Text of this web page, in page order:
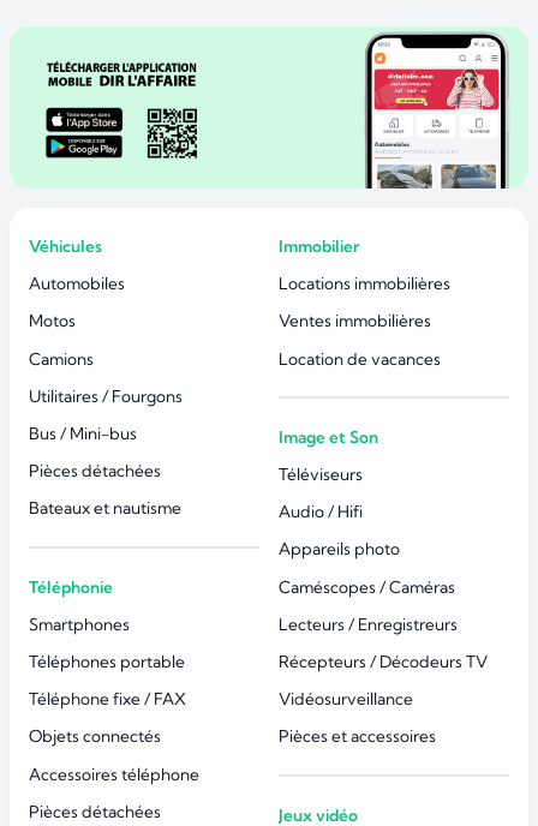
Véhicules
Automobiles
Motos
Camions
Utilitaires / Fourgons
Bus / Mini-bus
Pièces détachées
Bateaux et nautisme
Téléphonie
Smartphones
Téléphones portable
Téléphone fixe / FAX
Objets connectés
Accessoires téléphone
Pièces détachées
Immobilier
Locations immobilières
Ventes immobilières
Location de vacances
Image et Son
Téléviseurs
Audio / Hifi
Appareils photo
Caméscopes / Caméras
Lecteurs / Enregistreurs
Récepteurs / Décodeurs TV
Vidéosurveillance
Pièces et accessoires
Jeux vidéo